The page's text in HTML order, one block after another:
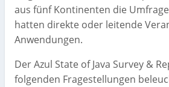
aus fünf Kontinenten die
hatten direkte oder leitende
Anwendungen.
Der Azul State of Java Survey &
folgenden Fragestellungen